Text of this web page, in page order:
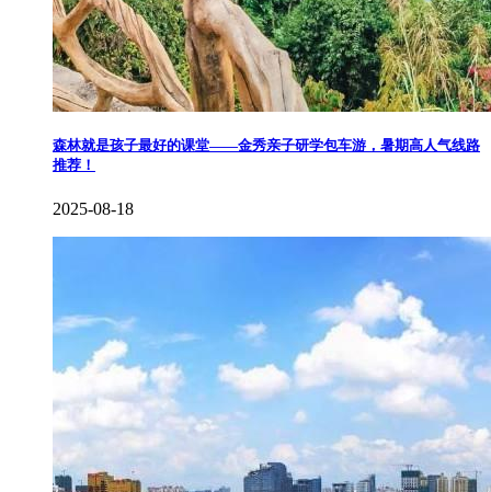
​森林就是孩子最好的课堂——金秀亲子研学包车游，暑期高人气线路
推荐！
2025-08-18